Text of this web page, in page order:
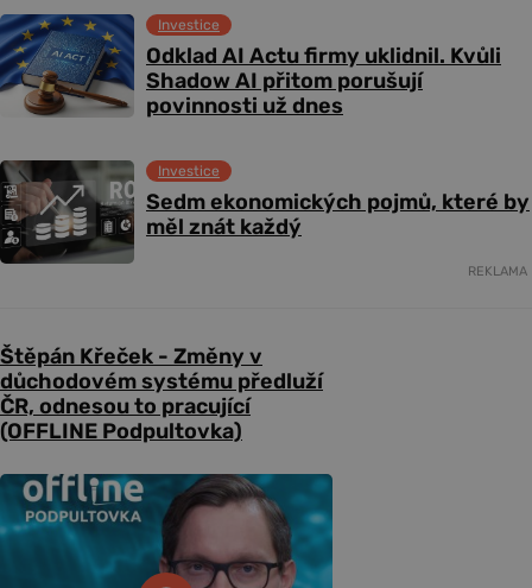
Odklad AI Actu firmy uklidnil. Kvůli
Shadow AI přitom porušují
povinnosti už dnes
Investice
Sedm ekonomických pojmů, které by
měl znát každý
Investice
REKLAMA
Štěpán Křeček - Změny v
důchodovém systému předluží
ČR, odnesou to pracující
(OFFLINE Podpultovka)